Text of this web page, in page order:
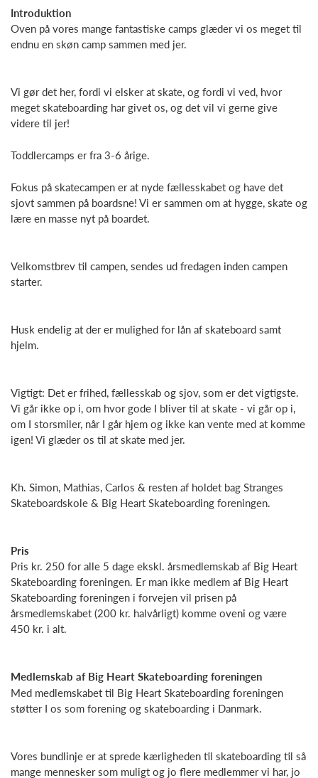
Introduktion
Oven på vores mange fantastiske camps glæder vi os meget til
endnu en skøn camp sammen med jer.
Vi gør det her, fordi vi elsker at skate, og fordi vi ved, hvor
meget skateboarding har givet os, og det vil vi gerne give
videre til jer!
Toddlercamps er fra 3-6 årige.
Fokus på skatecampen er at nyde fællesskabet og have det
sjovt sammen på boardsne! Vi er sammen om at hygge, skate og
lære en masse nyt på boardet.
Velkomstbrev til campen, sendes ud fredagen inden campen
starter.
Husk endelig at der er mulighed for lån af skateboard samt
hjelm.
Vigtigt: Det er frihed, fællesskab og sjov, som er det vigtigste.
Vi går ikke op i, om hvor gode I bliver til at skate - vi går op i,
om I storsmiler, når I går hjem og ikke kan vente med at komme
igen! Vi glæder os til at skate med jer.
Kh. Simon, Mathias, Carlos & resten af holdet bag Stranges
Skateboardskole & Big Heart Skateboarding foreningen.
Pris
Pris kr. 250 for alle 5 dage ekskl. årsmedlemskab af Big Heart
Skateboarding foreningen. Er man ikke medlem af Big Heart
Skateboarding foreningen i forvejen vil prisen på
årsmedlemskabet (200 kr. halvårligt) komme oveni og være
450 kr. i alt.
Medlemskab af Big Heart Skateboarding foreningen
Med medlemskabet til Big Heart Skateboarding foreningen
støtter I os som forening og skateboarding i Danmark.
Vores bundlinje er at sprede kærligheden til skateboarding til så
mange mennesker som muligt og jo flere medlemmer vi har, jo